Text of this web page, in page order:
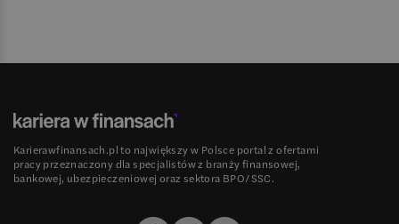
Karierawfinansach.pl to największy w Polsce portal z ofertami
pracy przeznaczony dla specjalistów z branży finansowej,
bankowej, ubezpieczeniowej oraz sektora BPO/SSC.